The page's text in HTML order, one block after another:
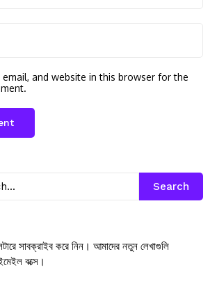
email, and website in this browser for the
Search
সাবক্রাইব করে নিন। আমাদের নতুন লেখাগুলি
বক্সে।